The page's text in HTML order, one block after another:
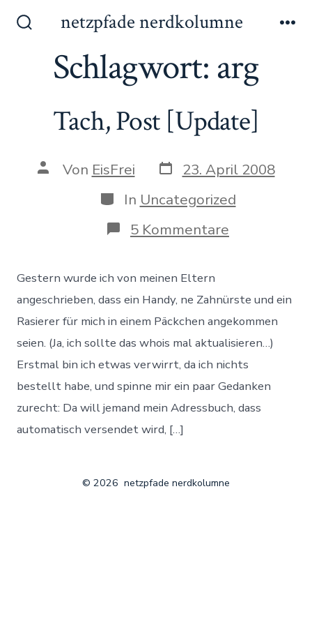
Inhalt
ein-/ausblenden
netzpfade nerdkolumne
Schlagwort: arg
Tach, Post [Update]
AutorVon EisFrei Datum
des
Beitrags
23. April 2008
Kategorien
In Uncategorized
5 Kommentare
Tach,
Gestern wurde ich von meinen Eltern
angeschrieben, dass ein Handy, ne Zahnürste und ein
Rasierer für mich in einem Päckchen angekommen
seien. (Ja, ich sollte das whois mal aktualisieren…)
Erstmal bin ich etwas verwirrt, da ich nichts
bestellt habe, und spinne mir ein paar Gedanken
zurecht: Da will jemand mein Adressbuch, dass
automatisch versendet wird, […]
© 2026 netzpfade nerdkolumne